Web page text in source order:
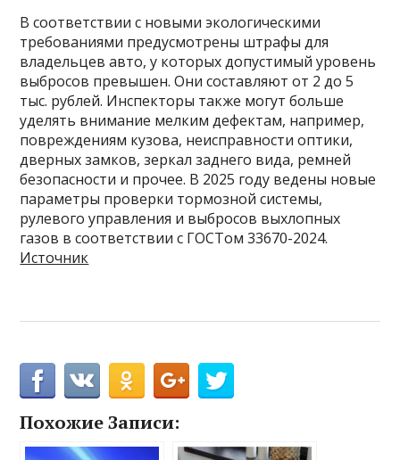
В соответствии с новыми экологическими
требованиями предусмотрены штрафы для
владельцев авто, у которых допустимый уровень
выбросов превышен. Они составляют от 2 до 5
тыс. рублей. Инспекторы также могут больше
уделять внимание мелким дефектам, например,
повреждениям кузова, неисправности оптики,
дверных замков, зеркал заднего вида, ремней
безопасности и прочее. В 2025 году ведены новые
параметры проверки тормозной системы,
рулевого управления и выбросов выхлопных
газов в соответствии с ГОСТом 33670-2024.
Источник
Похожие Записи: